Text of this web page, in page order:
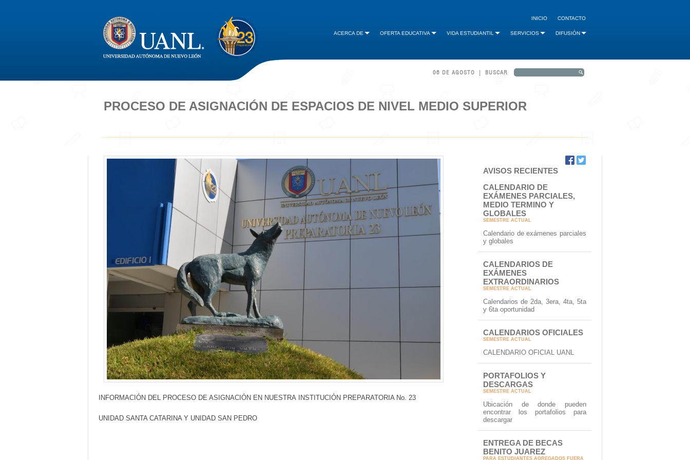
INICIO CONTACTO
ACERCA DE OFERTA EDUCATIVA VIDA ESTUDIANTIL SERVICIOS DIFUSIÓN
06 DE AGOSTO | BUSCAR
PROCESO DE ASIGNACIÓN DE ESPACIOS DE NIVEL MEDIO SUPERIOR
INFORMACIÓN DEL PROCESO DE ASIGNACIÓN EN NUESTRA INSTITUCIÓN PREPARATORIA No. 23
UNIDAD SANTA CATARINA Y UNIDAD SAN PEDRO
AVISOS RECIENTES
CALENDARIO DE
EXÁMENES PARCIALES,
MEDIO TERMINO Y
GLOBALES
SEMESTRE ACTUAL
Calendario de exámenes parciales
y globales
CALENDARIOS DE
EXÁMENES
EXTRAORDINARIOS
SEMESTRE ACTUAL
Calendarios de 2da, 3era, 4ta, 5ta
y 6ta oportunidad
CALENDARIOS OFICIALES
SEMESTRE ACTUAL
CALENDARIO OFICIAL UANL
PORTAFOLIOS Y
DESCARGAS
SEMESTRE ACTUAL
Ubicación de donde pueden
encontrar los portafolios para
descargar
ENTREGA DE BECAS
BENITO JUAREZ
PARA ESTUDIANTES AGREGADOS FUERA